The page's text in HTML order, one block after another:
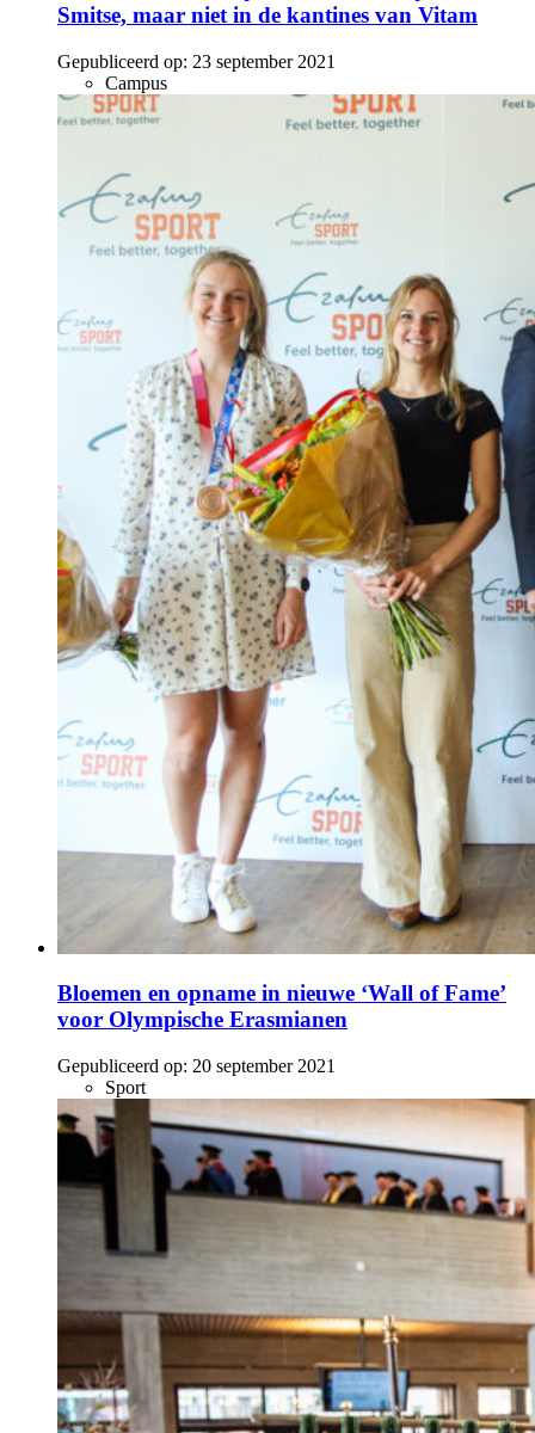
Smitse, maar niet in de kantines van Vitam
Gepubliceerd op: 23 september 2021
Campus
Bloemen en opname in nieuwe ‘Wall of Fame’
voor Olympische Erasmianen
Gepubliceerd op: 20 september 2021
Sport